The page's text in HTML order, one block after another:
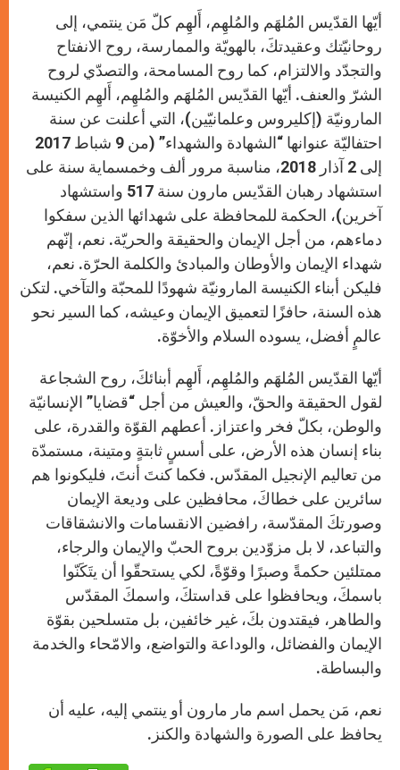
أيّها القدّيس المُلهَم والمُلهِم، أَلهِم كلّ مَن ينتمي، إلى
روحانيّتك وعقيدتكَ، بالهويّة والممارسة، روح الانفتاح
والتجدّد والالتزام، كما روح المسامحة، والتصدّي لروح
الشرّ والعنف. أيّها القدّيس المُلهَم والمُلهِم، أَلهِم الكنيسة
المارونيّة (إكليروس وعلمانيّين)، التي أعلنت عن سنة
احتفاليّة عنوانها “الشهادة والشهداء” (من 9 شباط 2017
إلى 2 آذار 2018، مناسبة مرور ألف وخمسماية سنة على
استشهاد رهبان القدّيس مارون سنة 517 واستشهاد
آخرين)، الحكمة للمحافظة على شهدائها الذين سفكوا
دماءهم، من أجل الإيمان والحقيقة والحريّة. نعم، إنّهم
شهداء الإيمان والأوطان والمبادئ والكلمة الحرّة. نعم،
فليكن أبناء الكنيسة المارونيّة شهودًا للمحبّة والتآخي. لتكن
هذه السنة، حافزًا لتعميق الإيمان وعيشه، كما السير نحو
عالمٍ أفضل، يسوده السلام والأخوّة.
أيّها القدّيس المُلهَم والمُلهِم، أَلهِم أبنائكَ، روح الشجاعة
لقول الحقيقة والحقّ، والعيش من أجل “قضايا” الإنسانيّة
والوطن، بكلّ فخر واعتزاز. أعطهم القوّة والقدرة، على
بناء إنسان هذه الأرض، على أسسٍ ثابتةٍ ومتينة، مستمدّة
من تعاليم الإنجيل المقدّس. فكما كنتَ أنتَ، فليكونوا هم
سائرين على خطاكَ، محافظين على وديعة الإيمان
وصورتكَ المقدّسة، رافضين الانقسامات والانشقاقات
والتباعد، لا بل مزوّدين بروح الحبّ والإيمان والرجاء،
ممتلئين حكمةً وصبرًا وقوّةً، لكي يستحقّوا أن يتَكَنّوا
باسمكَ، ويحافظوا على قداستكَ، واسمكَ المقدّس
والطاهر، فيقتدون بكَ، غير خائفين، بل متسلحين بقوّة
الإيمان والفضائل، والوداعة والتواضع، والامّحاء والخدمة
والبساطة.
نعم، مَن يحمل اسم مار مارون أو ينتمي إليه، عليه أن
يحافظ على الصورة والشهادة والكنز.